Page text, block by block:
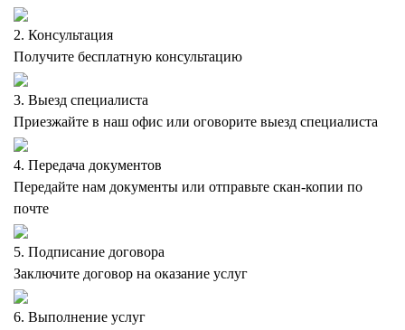
2. Консультация
Получите бесплатную консультацию
3. Выезд специалиста
Приезжайте в наш офис или оговорите выезд специалиста
4. Передача документов
Передайте нам документы или отправьте скан-копии по
почте
5. Подписание договора
Заключите договор на оказание услуг
6. Выполнение услуг